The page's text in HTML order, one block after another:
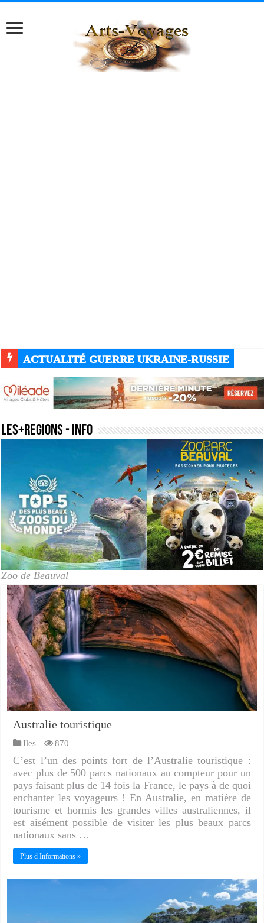
ACTUALITÉ GUERRE UKRAINE-RUSSIE
les+regions - Info
Zoo de Beauval
Australie touristique
Iles 870
C’est l’un des points fort de l’Australie touristique :
avec plus de 500 parcs nationaux au compteur pour un
pays faisant plus de 14 fois la France, le pays à de quoi
enchanter les voyageurs ! En Australie, en matière de
tourisme et hormis les grandes villes australiennes, il
est aisément possible de visiter les plus beaux parcs
nationaux sans …
Plus d Informations »